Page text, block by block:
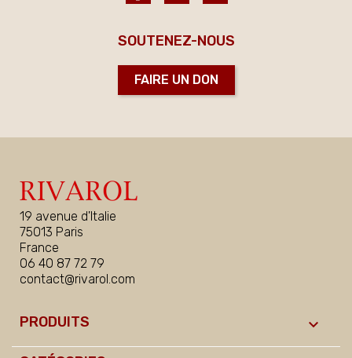
SOUTENEZ-NOUS
FAIRE UN DON
19 avenue d'Italie
75013 Paris
France
06 40 87 72 79
contact@rivarol.com
PRODUITS 